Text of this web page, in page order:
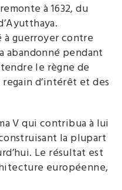
à 1632, du
guerroyer contre
abandonné pendant
le règne de
regain d’intérêt et des
V qui contribua à lui
la plupart
Le résultat est
européenne,